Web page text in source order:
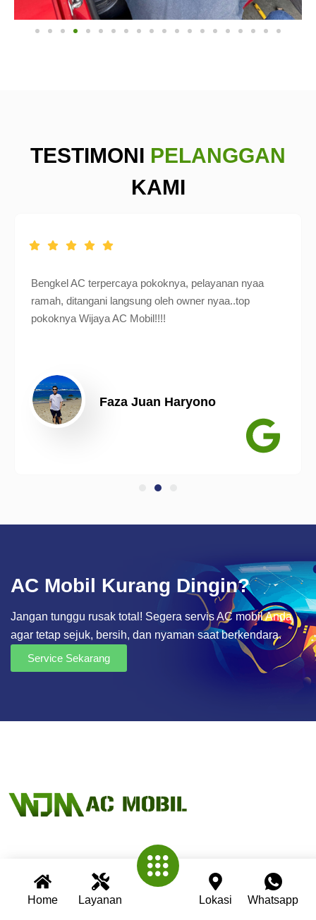
Home Layanan Lokasi Whatsapp
TESTIMONI PELANGGAN
KAMI
Bengkel AC terpercaya pokoknya, pelayanan nyaa
ramah, ditangani langsung oleh owner nyaa..top
pokoknya Wijaya AC Mobil!!!!
Faza Juan Haryono
AC Mobil Kurang Dingin?
Jangan tunggu rusak total! Segera servis AC mobil Anda
agar tetap sejuk, bersih, dan nyaman saat berkendara.
Service Sekarang
Wijaya AC Mobil adalah bengkel spesialis AC mobil yang
telah berpengalaman lebih dari 30 tahun. Kami berkomitmen
memberikan layanan terbaik dengan teknisi profesional,